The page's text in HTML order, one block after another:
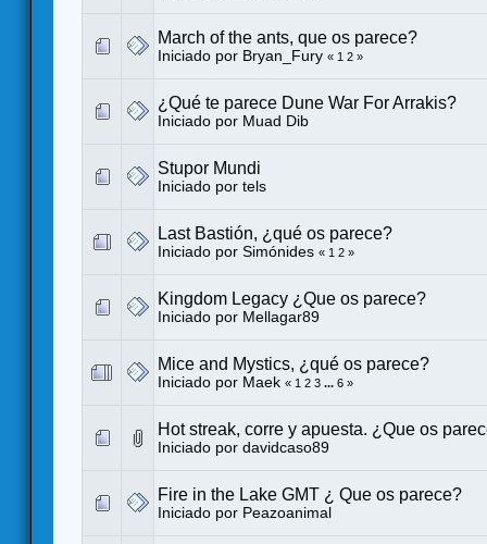
March of the ants, que os parece?
Iniciado por Bryan_Fury « 1 2 »
¿Qué te parece Dune War For Arrakis?
Iniciado por Muad Dib
Stupor Mundi
Iniciado por tels
Last Bastión, ¿qué os parece?
Iniciado por Simónides « 1 2 »
Kingdom Legacy ¿Que os parece?
Iniciado por Mellagar89
Mice and Mystics, ¿qué os parece?
Iniciado por Maek « 1 2 3 ... 6 »
Hot streak, corre y apuesta. ¿Que os
Iniciado por davidcaso89
Fire in the Lake GMT ¿ Que os parece?
Iniciado por Peazoanimal